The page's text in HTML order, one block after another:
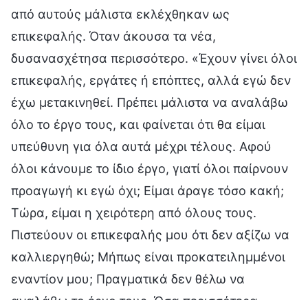
από αυτούς μάλιστα εκλέχθηκαν ως
επικεφαλής. Όταν άκουσα τα νέα,
δυσανασχέτησα περισσότερο. «Έχουν γίνει όλοι
επικεφαλής, εργάτες ή επόπτες, αλλά εγώ δεν
έχω μετακινηθεί. Πρέπει μάλιστα να αναλάβω
όλο το έργο τους, και φαίνεται ότι θα είμαι
υπεύθυνη για όλα αυτά μέχρι τέλους. Αφού
όλοι κάνουμε το ίδιο έργο, γιατί όλοι παίρνουν
προαγωγή κι εγώ όχι; Είμαι άραγε τόσο κακή;
Τώρα, είμαι η χειρότερη από όλους τους.
Πιστεύουν οι επικεφαλής μου ότι δεν αξίζω να
καλλιεργηθώ; Μήπως είναι προκατειλημμένοι
εναντίον μου; Πραγματικά δεν θέλω να